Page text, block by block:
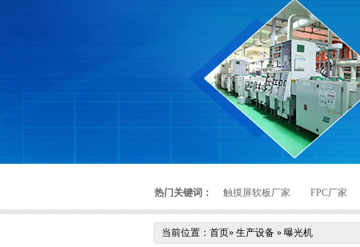
热门关键词： 触摸屏软板厂家 FPC厂家
当前位置： 首页» 生产设备 » 曝光机